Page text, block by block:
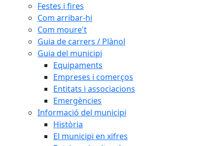
Festes i fires
Com arribar-hi
Com moure't
Guia de carrers / Plànol
Guia del municipi
Equipaments
Empreses i comerços
Entitats i associacions
Emergències
Informació del municipi
Història
El municipi en xifres